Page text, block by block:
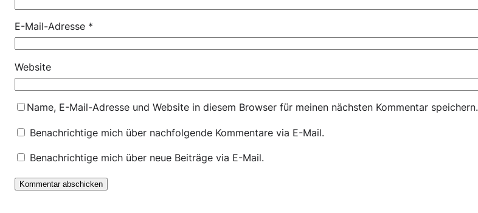
E-Mail-Adresse *
Website
Name, E-Mail-Adresse und Website in diesem Browser für meinen nächsten Kommentar speichern.
Benachrichtige mich über nachfolgende Kommentare via E-Mail.
Benachrichtige mich über neue Beiträge via E-Mail.